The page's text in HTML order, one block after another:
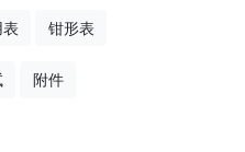
钳形表
附件